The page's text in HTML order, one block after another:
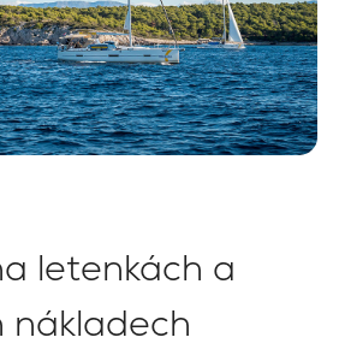
letenkách a
nákladech